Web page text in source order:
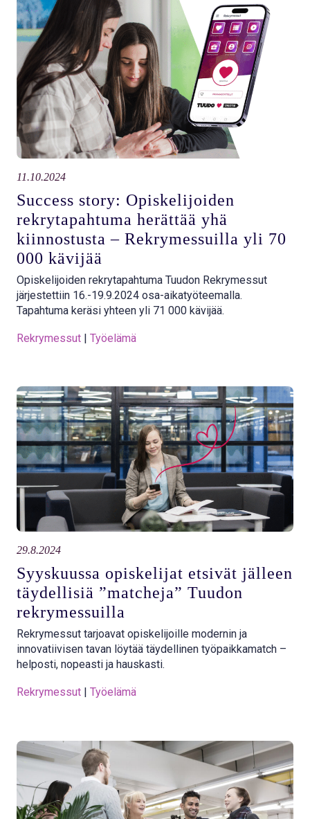
11.10.2024
Success story: Opiskelijoiden
rekrytapahtuma herättää yhä
kiinnostusta – Rekrymessuilla yli 70
000 kävijää
Opiskelijoiden rekrytapahtuma Tuudon Rekrymessut
järjestettiin 16.-19.9.2024 osa-aikatyöteemalla.
Tapahtuma keräsi yhteen yli 71 000 kävijää.
Rekrymessut | Työelämä
29.8.2024
Syyskuussa opiskelijat etsivät jälleen
täydellisiä ”matcheja” Tuudon
rekrymessuilla
Rekrymessut tarjoavat opiskelijoille modernin ja
innovatiivisen tavan löytää täydellinen työpaikkamatch –
helposti, nopeasti ja hauskasti.
Rekrymessut | Työelämä